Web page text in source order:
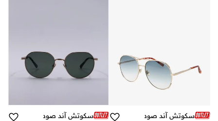
سكوتش آند صودا
سكوتش آند صودا